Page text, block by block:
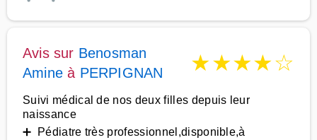
Avis sur Benosman
Amine à PERPIGNAN ★★★★☆
Suivi médical de nos deux filles depuis leur
naissance
➕ Pédiatre très professionnel,disponible,à